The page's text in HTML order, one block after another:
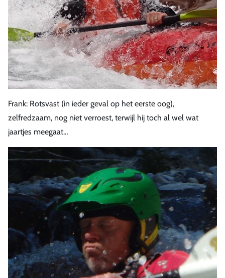
Frank: Rotsvast (in ieder geval op het eerste oog),
zelfredzaam, nog niet verroest, terwijl hij toch al wel wat
jaartjes meegaat…